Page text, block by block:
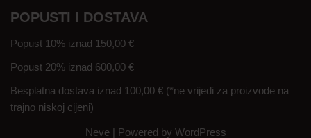
POPUSTI I DOSTAVA
Popust 10% iznad 150,00 €
Popust 20% iznad 600,00 €
Besplatna dostava iznad 100,00 € (*ne vrijedi za proizvode na
trajno niskoj cijeni)
Neve| Powered by WordPress